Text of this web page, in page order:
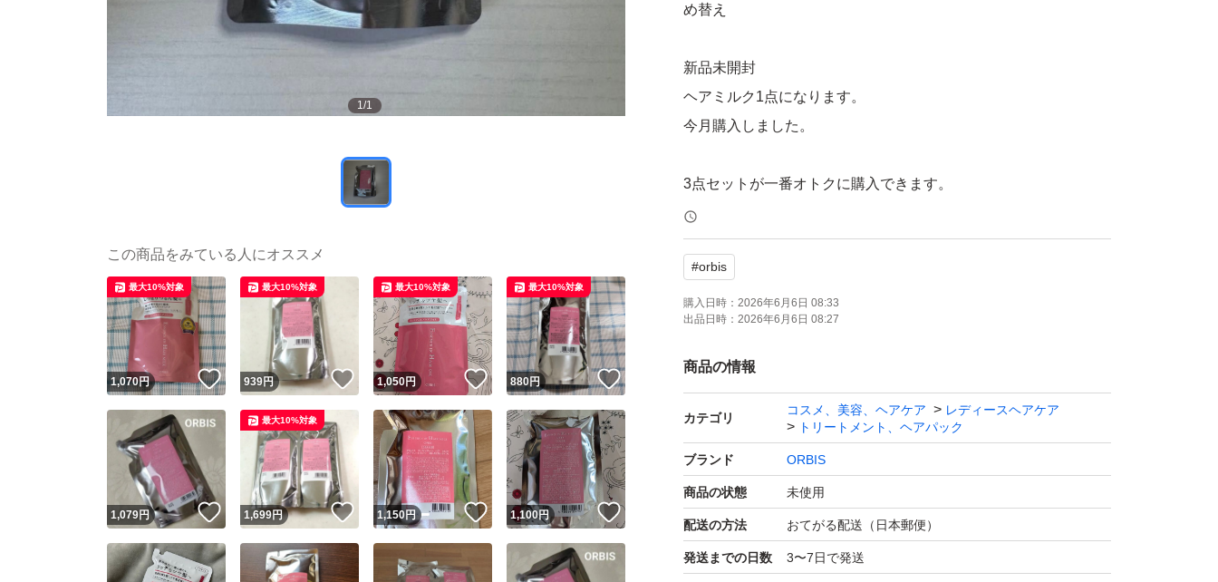
1/1
め替え
新品未開封
ヘアミルク1点になります。
今月購入しました。
3点セットが一番オトクに購入できます。
出品しておりますのでご検討ください
OPP等にはいれず、そのまま発送
開封後はメーカー元へ問い合わせはください。
ーーーーー
購入後のメッセージは梱包時に行っております。
遅くなる場合もございますがご理解ください。
再出品、専用出品可→お気軽にご質問下さい。
#orbis
購入日時： 2026年6月6日 08:33
出品日時： 2026年6月6日 08:27
商品の情報
カテゴリ
コスメ、美容、ヘアケア
レディースヘアケア
トリートメント、ヘアパック
ブランド ORBIS
商品の状態 未使用
配送の方法 おてがる配送（日本郵便）
発送までの日数 3〜7日で発送
この商品をみている人にオススメ
1,070円 いいね！
最大10%対象
939円 いいね！
最大10%対象
1,050円 いいね！
最大10%対象
880円 いいね！
最大10%対象
1,079円 いいね！
1,699円 いいね！
最大10%対象
1,150円 いいね！
1,100円 いいね！